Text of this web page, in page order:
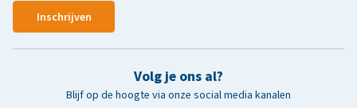
Inschrijven
Volg je ons al?
Blijf op de hoogte via onze social media kanalen